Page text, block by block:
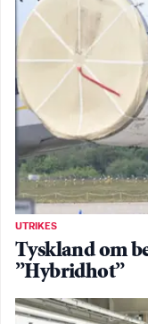
UTRIKES
Tyskland om
”Hybridhot”